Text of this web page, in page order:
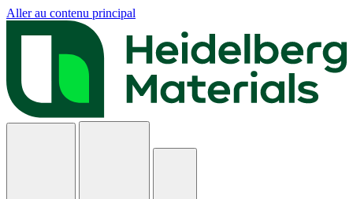
Aller au contenu principal